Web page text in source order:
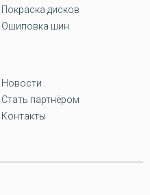
Покраска дисков
Ошиповка шин
Новости
Стать партнёром
Контакты